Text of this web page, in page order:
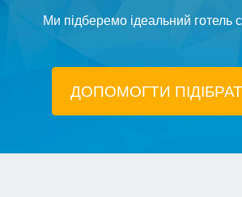
Ми підберемо ідеальний готель
ДОПОМОГТИ